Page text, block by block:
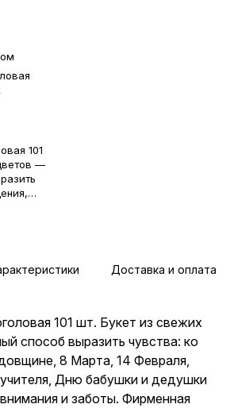
101
—
Дню
и
Доставка и оплата
101 шт. Букет из свежих
способ выразить чувства: ко
8 Марта, 14 Февраля,
Дню бабушки и дедушки
и заботы. Фирменная